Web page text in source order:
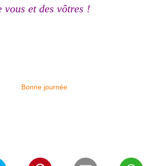
vous et des vôtres !